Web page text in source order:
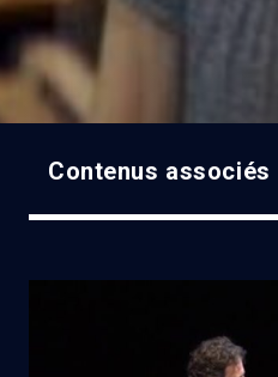
Contenus associés